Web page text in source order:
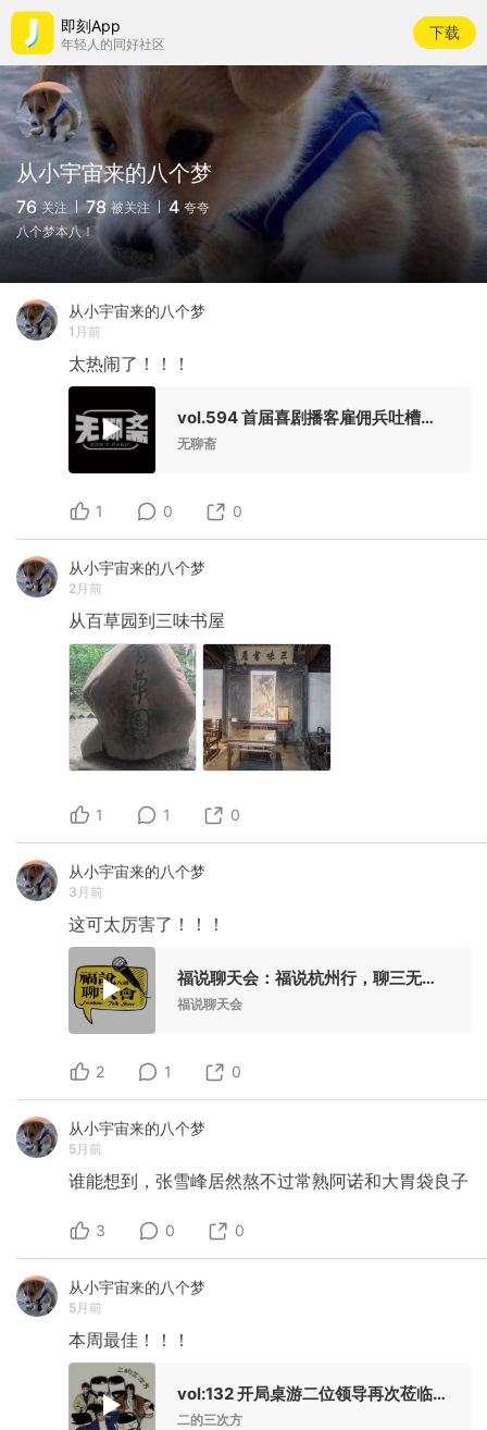
即刻App
年轻人的同好社区
下载
从小宇宙来的八个梦
76 关注 78 被关注 4 夸夸
八个梦本八！
从小宇宙来的八个梦
1月前
太热闹了！！！
vol.594 首届喜剧播客雇佣兵吐槽大会！无聊斋？拿来吧你！｜见面聊聊
无聊斋
1 0 0
从小宇宙来的八个梦
2月前
从百草园到三味书屋
1 1 0
从小宇宙来的八个梦
3月前
这可太厉害了！！！
福说聊天会：福说杭州行，聊三无代沟！
福说聊天会
2 1 0
从小宇宙来的八个梦
5月前
谁能想到，张雪峰居然熬不过常熟阿诺和大胃袋良子
3 0 0
从小宇宙来的八个梦
5月前
本周最佳！！！
vol:132 开局桌游二位领导再次莅临！直接现场开一局桌游！
二的三次方